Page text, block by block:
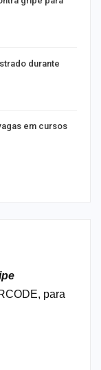
durante
em cursos
para